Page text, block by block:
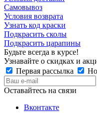
Самовывоз
Условия возврата
Узнать код краски
Подкрасить сколы
Подкрасить царапины
Будьте всегда в курсе!
Узнавайте о скидках и
Первая рассылка
Оставайтесь на связи
Вконтакте